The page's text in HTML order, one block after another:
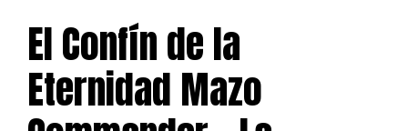
El Confín de la
Eternidad Mazo